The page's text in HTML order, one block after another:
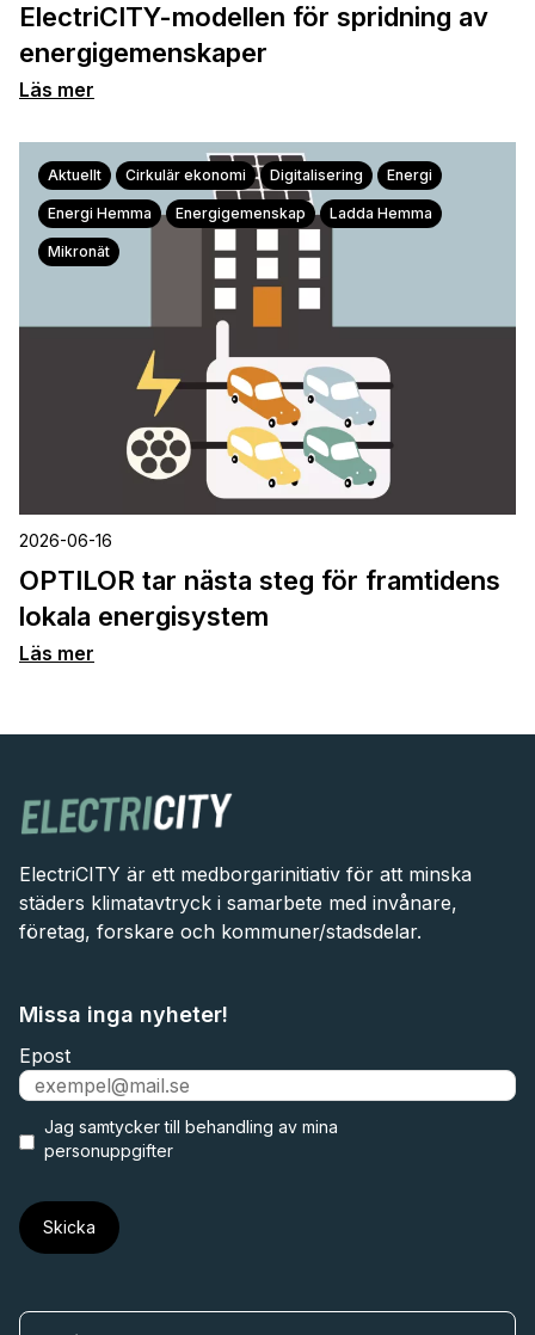
ElectriCITY-modellen för spridning av
energigemenskaper
Läs mer
Aktuellt Cirkulär ekonomi Digitalisering Energi
Energi Hemma Energigemenskap Ladda Hemma
Mikronät
2026-06-16
OPTILOR tar nästa steg för framtidens
lokala energisystem
Läs mer
ElectriCITY är ett medborgarinitiativ för att minska
städers klimatavtryck i samarbete med invånare,
företag, forskare och kommuner/stadsdelar.
Missa inga nyheter!
Epost
Jag samtycker till
behandling av mina
personuppgifter